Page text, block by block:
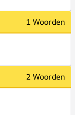
1 Woorden
2 Woorden